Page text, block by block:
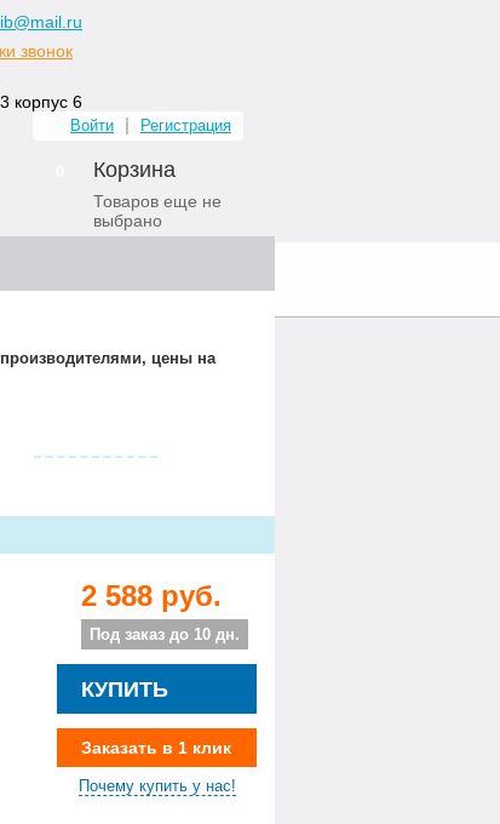
звонок
корпус 6
Войти Регистрация
Корзина
Товаров еще не
выбрано
цены на
2 588 руб.
Под заказ до 10 дн.
КУПИТЬ
Заказать в 1 клик
Почему купить у нас!